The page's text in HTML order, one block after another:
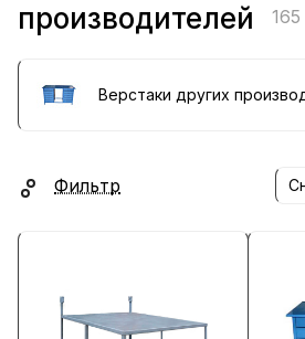
производителей
Верстаки других
Фильтр